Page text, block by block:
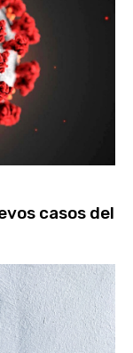
casos del